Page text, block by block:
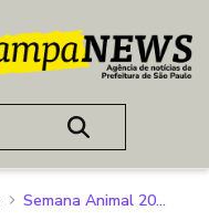
Semana Animal 2025 terá diversos serviços gratuitos para pets